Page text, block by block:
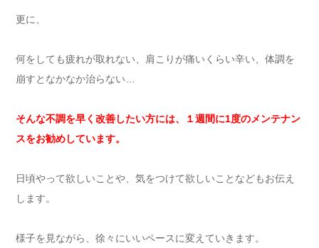
更に、
何をしても疲れが取れない、肩こりが痛いくらい辛い、体調を
崩すとなかなか治らない…
そんな不調を早く改善したい方には、１週間に1度のメンテナン
スをお勧めしています。
日頃やって欲しいことや、気をつけて欲しいことなどもお伝え
します。
様子を見ながら、徐々にいいペースに変えていきます。